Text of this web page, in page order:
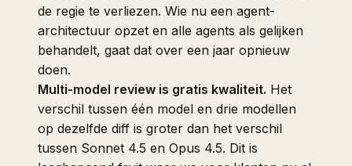
de regie te verliezen. Wie nu een agent-
architectuur opzet en alle agents als gelijken
behandelt, gaat dat over een jaar opnieuw
doen.
Multi-model review is gratis kwaliteit. Het
verschil tussen één model en drie modellen
op dezelfde diff is groter dan het verschil
tussen Sonnet 4.5 en Opus 4.5. Dit is